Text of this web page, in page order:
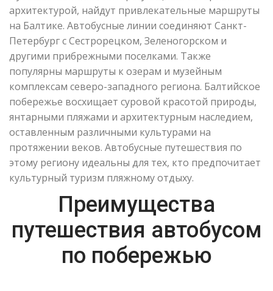
архитектурой, найдут привлекательные маршруты
на Балтике. Автобусные линии соединяют Санкт-
Петербург с Сестрорецком, Зеленогорском и
другими прибрежными поселками. Также
популярны маршруты к озерам и музейным
комплексам северо-западного региона. Балтийское
побережье восхищает суровой красотой природы,
янтарными пляжами и архитектурным наследием,
оставленным различными культурами на
протяжении веков. Автобусные путешествия по
этому региону идеальны для тех, кто предпочитает
культурный туризм пляжному отдыху.
Преимущества
путешествия автобусом
по побережью